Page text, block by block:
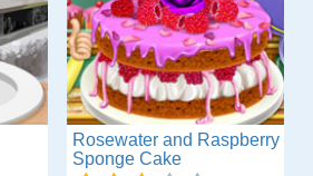
Rosewater and Raspberry
Sponge Cake